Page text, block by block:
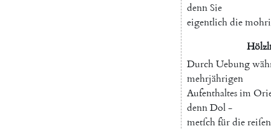
dennSie
eigentlichdie
DurchUebung
mehrjährigen
Aufenthaltesim
dennDol-
metſchfürdie